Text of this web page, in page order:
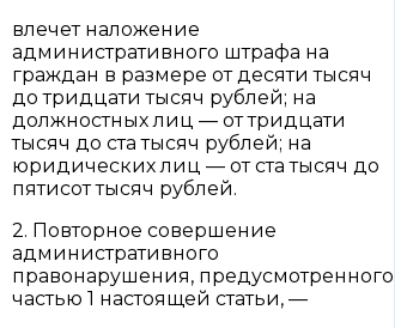
влечет наложение
административного штрафа на
граждан в размере от десяти тысяч
до тридцати тысяч рублей; на
должностных лиц — от тридцати
тысяч до ста тысяч рублей; на
юридических лиц — от ста тысяч до
пятисот тысяч рублей.
2. Повторное совершение
административного
правонарушения, предусмотренного
частью 1 настоящей статьи, —